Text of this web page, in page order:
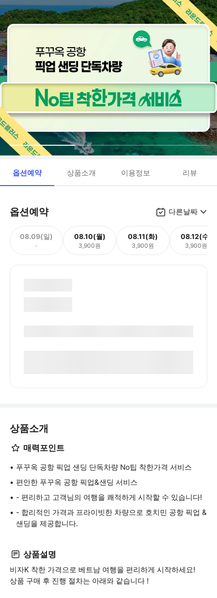
옵션예약 상품소개 이용정보 리뷰
옵션예약 다른날짜
08.09(일)
-
08.10(월)
3,900원
08.11(화)
3,900원
08.12(수)
3,900원
상품소개
매력포인트
푸꾸옥 공항 픽업 샌딩 단독차량 No팁 착한가격 서비스
편안한 푸꾸옥 공항 픽업&샌딩 서비스
- 편리하고 고객님의 여행을 쾌적하게 시작할 수 있습니다!
- 합리적인 가격과 프라이빗한 차량으로 호치민 공항 픽업 &
샌딩을 제공합니다.
상품설명
비자K 착한 가격으로 베트남 여행을 편리하게 시작하세요!
상품 구매 후 진행 절차는 아래와 같습니다 !